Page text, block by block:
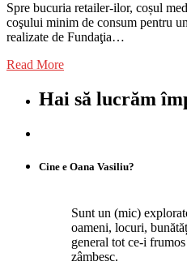
Spre bucuria retailer-ilor, coșul
coşului minim de consum pentru
realizate de Fundaţia…
Read More
Hai să lucrăm
Cine e Oana Vasiliu?
Sunt un (mic)
oameni, locuri,
general tot ce-i
zâmbesc.